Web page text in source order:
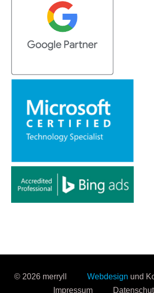
© 2026 merryll Webdesign und
Impressum